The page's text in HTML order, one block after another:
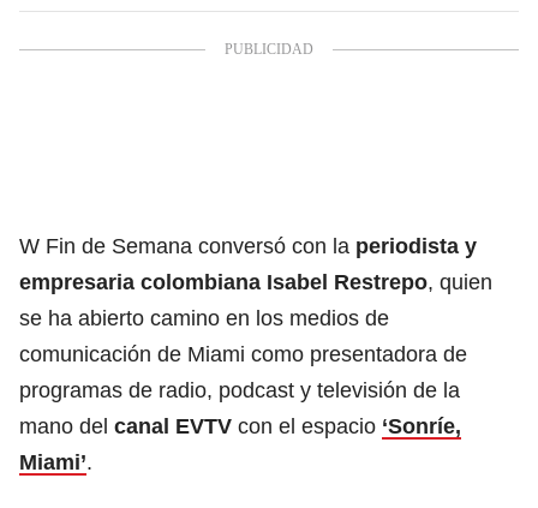
W Fin de Semana conversó con la periodista y
empresaria colombiana Isabel Restrepo, quien
se ha abierto camino en los medios de
comunicación de Miami como presentadora de
programas de radio, podcast y televisión de la
mano del canal EVTV con el espacio ‘Sonríe,
Miami’.